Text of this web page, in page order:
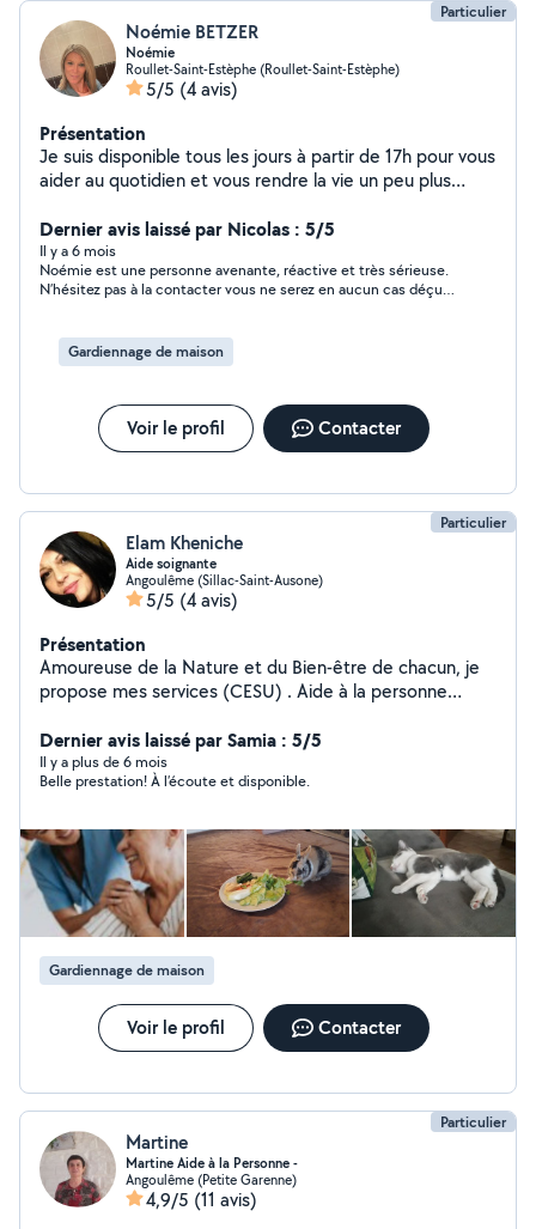
Particulier
Noémie BETZER
Noémie
Roullet-Saint-Estèphe (Roullet-Saint-Estèphe)
5/5 (4 avis)
Présentation
Je suis disponible tous les jours à partir de 17h pour vous
aider au quotidien et vous rendre la vie un peu plus
Dernier avis laissé par Nicolas : 5/5
Il y a 6 mois
Noémie est une personne avenante, réactive et très sérieuse.
N’hésitez pas à la contacter vous ne serez en aucun cas déçu
Gardiennage de maison
Voir le profil Contacter
Particulier
Elam Kheniche
Aide soignante
Angoulême (Sillac-Saint-Ausone)
5/5 (4 avis)
Présentation
Amoureuse de la Nature et du Bien-être de chacun, je
propose mes services (CESU) . Aide à la personne
jardinage . Promenade de votre petit compagnon à
quatre pattes
Dernier avis laissé par Samia : 5/5
Il y a plus de 6 mois
Belle prestation! À l’écoute et disponible.
Gardiennage de maison
Voir le profil Contacter
Particulier
Martine
Martine Aide à la Personne -
Angoulême (Petite Garenne)
4,9/5 (11 avis)